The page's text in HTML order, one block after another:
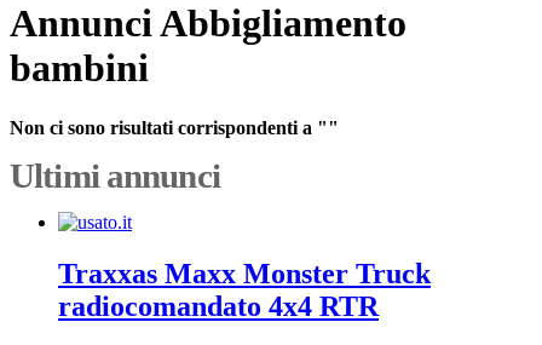
Annunci Abbigliamento
bambini
Non ci sono risultati corrispondenti a ""
Ultimi annunci
Traxxas Maxx Monster Truck
radiocomandato 4x4 RTR